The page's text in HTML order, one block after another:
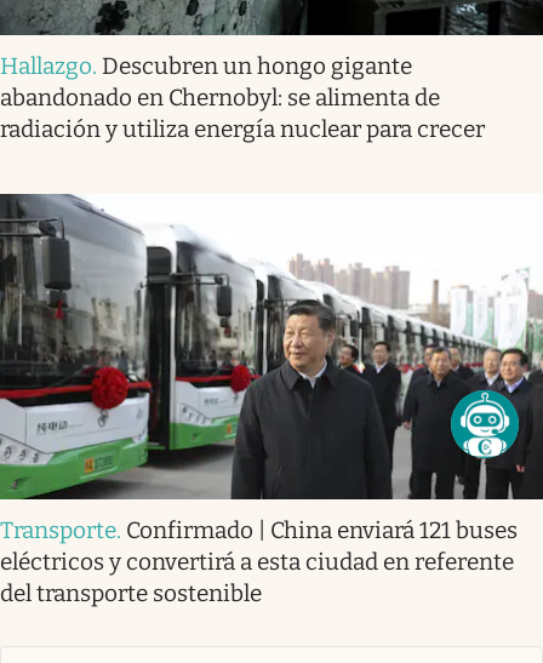
Hallazgo. Descubren un hongo gigante
abandonado en Chernobyl: se alimenta de
radiación y utiliza energía nuclear para crecer
Transporte. Confirmado | China enviará 121 buses
eléctricos y convertirá a esta ciudad en referente
del transporte sostenible